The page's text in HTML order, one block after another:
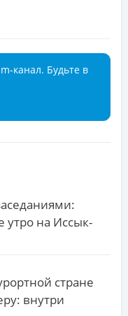
канал. Будьте в
утро на Иссык-
стране
внутри